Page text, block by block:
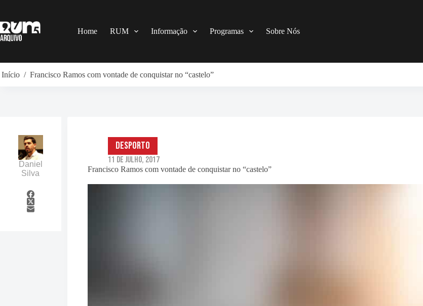
o
conteúdo
Home RUM Informação Programas Sobre Nós
Início / Francisco Ramos com vontade de conquistar no “castelo”
Francisco Ramos com vontade de conquistar no “castelo”
Desporto
11 de Julho, 2017
Daniel
Silva